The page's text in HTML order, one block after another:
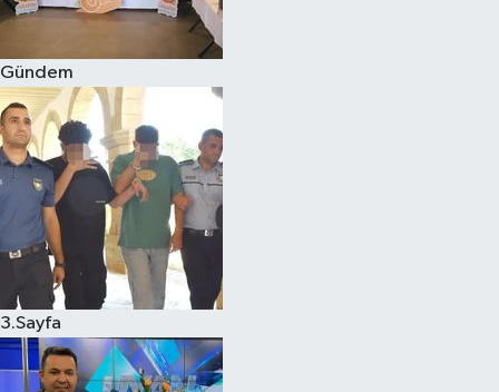
Gündem
3.Sayfa